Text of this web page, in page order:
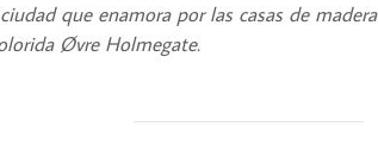
que enamora por las casas de madera
Øvre Holmegate.